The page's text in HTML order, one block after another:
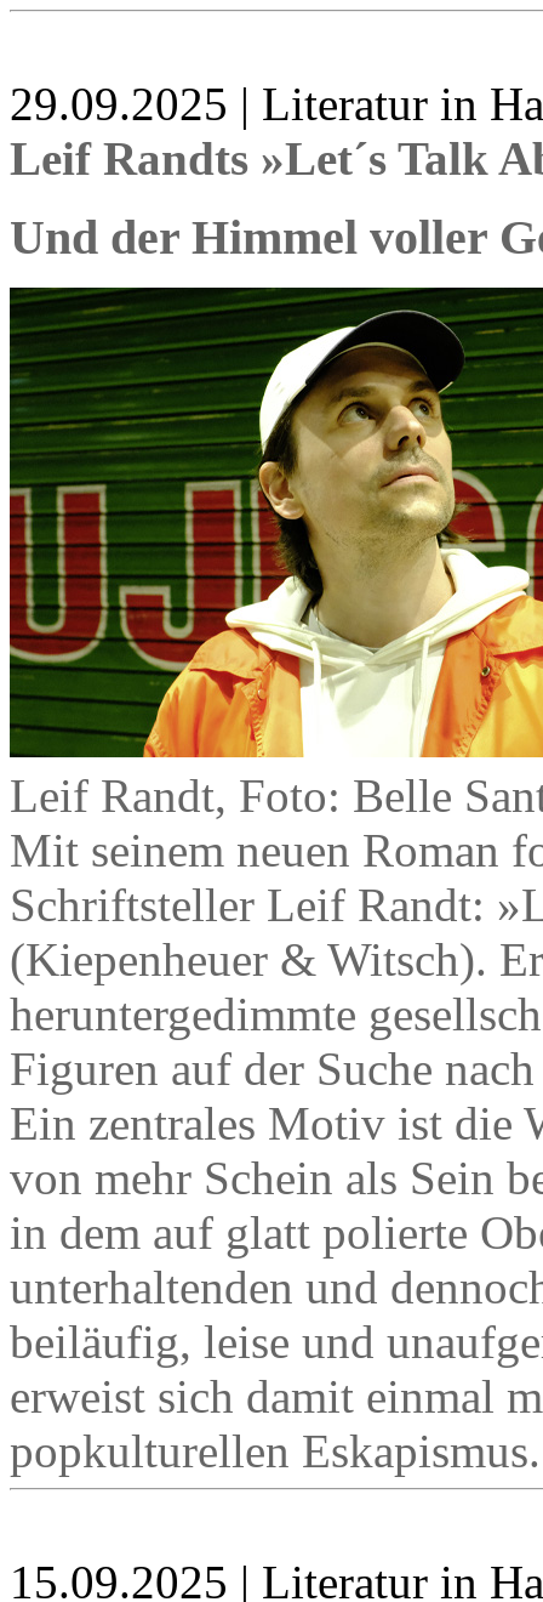
29.09.2025 | Literatur in
Leif Randts »Let´s Talk
Und der Himmel voller
Leif Randt, Foto: Belle
Mit seinem neuen Roman
Schriftsteller Leif Randt:
(Kiepenheuer & Witsch).
heruntergedimmte
Figuren auf der Suche
Ein zentrales Motiv ist die
von mehr Schein als Sein
in dem auf glatt polierte
unterhaltenden und
beiläufig, leise und
erweist sich damit einmal
popkulturellen Eskapismus.
15.09.2025 | Literatur in